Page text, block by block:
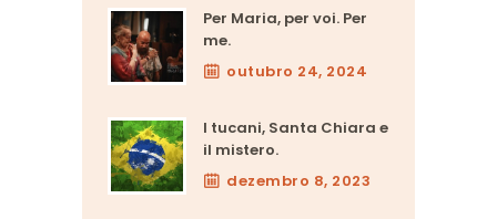
Per Maria, per voi. Per
me.
outubro 24, 2024
I tucani, Santa Chiara e
il mistero.
dezembro 8, 2023